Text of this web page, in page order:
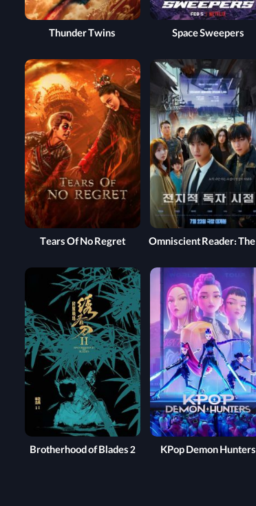
Space Sweepers
Thunder Twins
Tears Of No Regret
KPop Demon Hunters
Brotherhood of Blades 2